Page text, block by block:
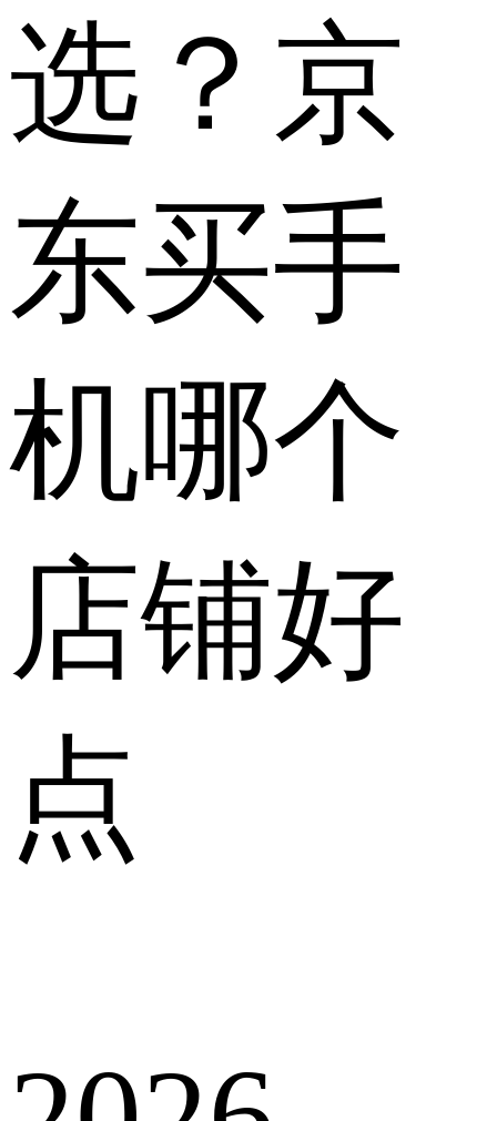
选？京
东买手
机哪个
店铺好
点